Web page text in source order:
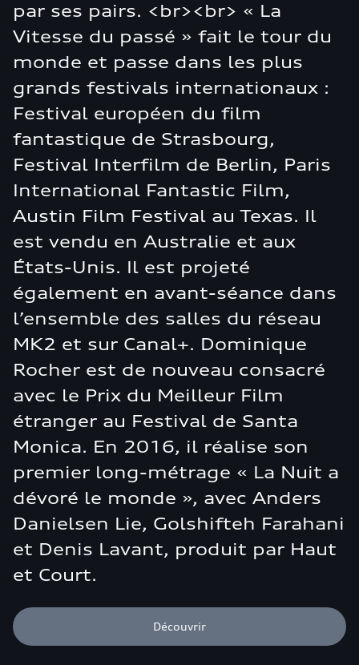
par ses pairs. <br><br> « La
Vitesse du passé » fait le tour du
monde et passe dans les plus
grands festivals internationaux :
Festival européen du film
fantastique de Strasbourg,
Festival Interfilm de Berlin, Paris
International Fantastic Film,
Austin Film Festival au Texas. Il
est vendu en Australie et aux
États-Unis. Il est projeté
également en avant-séance dans
l’ensemble des salles du réseau
MK2 et sur Canal+. Dominique
Rocher est de nouveau consacré
avec le Prix du Meilleur Film
étranger au Festival de Santa
Monica. En 2016, il réalise son
premier long-métrage « La Nuit a
dévoré le monde », avec Anders
Danielsen Lie, Golshifteh Farahani
et Denis Lavant, produit par Haut
et Court.
Découvrir